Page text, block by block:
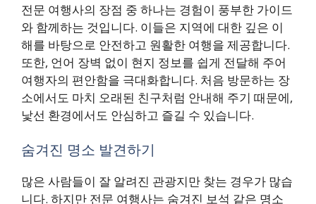
전문 여행사의 장점 중 하나는 경험이 풍부한 가이드
와 함께하는 것입니다. 이들은 지역에 대한 깊은 이
해를 바탕으로 안전하고 원활한 여행을 제공합니다.
또한, 언어 장벽 없이 현지 정보를 쉽게 전달해 주어
여행자의 편안함을 극대화합니다. 처음 방문하는 장
소에서도 마치 오래된 친구처럼 안내해 주기 때문에,
낯선 환경에서도 안심하고 즐길 수 있습니다.
숨겨진 명소 발견하기
많은 사람들이 잘 알려진 관광지만 찾는 경우가 많습
니다. 하지만 전문 여행사는 숨겨진 보석 같은 명소